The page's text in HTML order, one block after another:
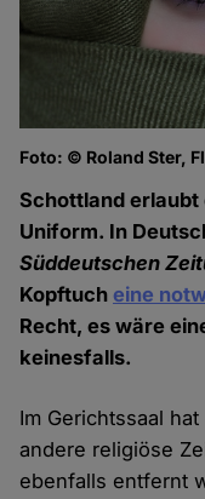
Foto: © Roland Ster,
Schottland erlaubt
Uniform. In
Süddeutschen
Kopftucheine
Recht, es wäre
keinesfalls.
Im Gerichtssaal
andere religiöse
ebenfalls entfernt